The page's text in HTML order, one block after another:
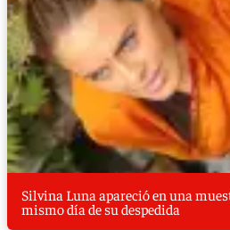
Silvina Luna apareció en una
mismo día de su despedida